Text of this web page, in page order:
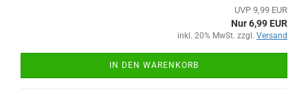
UVP 9,99 EUR
Nur 6,99 EUR
inkl. 20% MwSt. zzgl. Versand
IN DEN WARENKORB